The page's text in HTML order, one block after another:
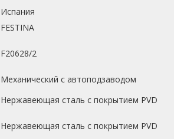
Испания
FESTINA
F20628/2
Механический с автоподзаводом
Нержавеющая сталь с покрытием PVD
Нержавеющая сталь с покрытием PVD